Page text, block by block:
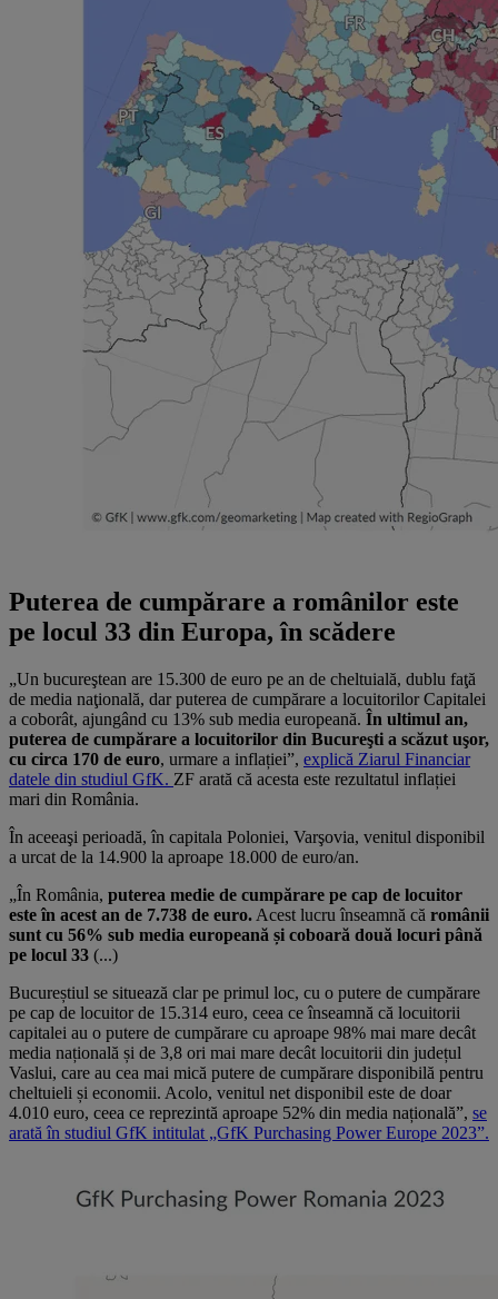
Puterea de cumpărare a românilor este
pe locul 33 din Europa, în scădere
„Un bucureştean are 15.300 de euro pe an de cheltuială, dublu faţă
de media naţională, dar puterea de cumpărare a locuitorilor Capitalei
a coborât, ajungând cu 13% sub media europeană. În ultimul an,
puterea de cumpărare a locuitorilor din Bucureşti a scăzut uşor,
cu circa 170 de euro, urmare a inflației”, explică Ziarul Financiar
datele din studiul GfK. ZF arată că acesta este rezultatul inflației
mari din România.
În aceeaşi perioadă, în ca­pi­tala Poloniei, Varşovia, venitul disponi­bil
a urcat de la 14.900 la aproape 18.000 de euro/an.
„În România, puterea medie de cumpărare pe cap de locuitor
este în acest an de 7.738 de euro. Acest lucru înseamnă că românii
sunt cu 56% sub media europeană și coboară două locuri până
pe locul 33 (...)
Bucureștiul se situează clar pe primul loc, cu o putere de cumpărare
pe cap de locuitor de 15.314 euro, ceea ce înseamnă că locuitorii
capitalei au o putere de cumpărare cu aproape 98% mai mare decât
media națională și de 3,8 ori mai mare decât locuitorii din județul
Vaslui, care au cea mai mică putere de cumpărare disponibilă pentru
cheltuieli și economii. Acolo, venitul net disponibil este de doar
4.010 euro, ceea ce reprezintă aproape 52% din media națională”, se
arată în studiul GfK intitulat „GfK Purchasing Power Europe 2023”.